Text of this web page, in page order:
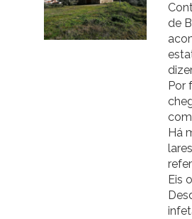
de
Por
Há
Eis